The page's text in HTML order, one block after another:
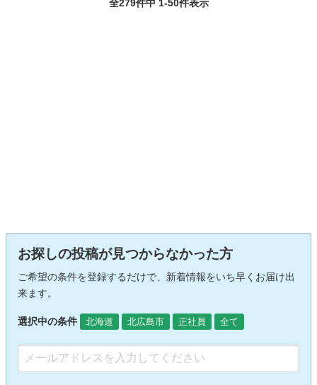
全279件中 1-50件表示
お探しの投稿が見つからなかった方
ご希望の条件を登録するだけで、新着情報をいち早くお届け出
来ます。
選択中の条件 北海道 北広島市 正社員 全て